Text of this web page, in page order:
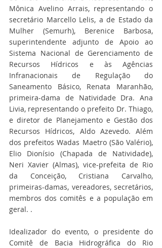
Mônica Avelino Arrais, representando o
secretário Marcello Lelis, a de Estado da
Mulher (Semurh), Berenice Barbosa,
superintendente adjunto de Apoio ao
Sistema Nacional de Gerenciamento de
Recursos Hídricos e às Agências
Infranacionais de Regulação do
Saneamento Básico, Renata Maranhão,
primeira-dama de Natividade Dra. Ana
Livia, representando o prefeito Dr. Thiago,
e diretor de Planejamento e Gestão dos
Recursos Hídricos, Aldo Azevedo. Além
dos prefeitos Wadas Maetro (São Valério),
Elio Dionísio (Chapada de Natividade),
Neri Xavier (Almas), vice-prefeita de Rio
da Conceição, Cristiana Carvalho,
primeiras-damas, vereadores, secretários,
membros dos comitês e a população em
geral. .
Idealizador do evento, o presidente do
Comitê de Bacia Hidrográfica do Rio